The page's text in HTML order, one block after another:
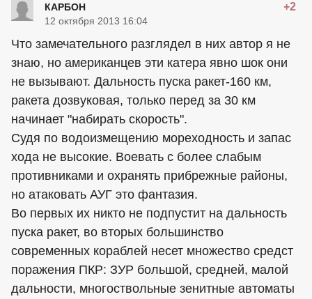
КАРБОН +2
12 октября 2013 16:04
Что замечательного разглядел в них автор я не
знаю, но американцев эти катера явно шок они
не вызывают. Дальность пуска ракет-160 км,
ракета дозвуковая, только перед за 30 км
начинает "набирать скорость".
Судя по водоизмещению мореходность и запас
хода не высокие. Воевать с более слабым
противниками и охранять прибрежные районы,
но атаковать АУГ это фантазия.
Во первых их никто не подпустит на дальность
пуска ракет, во вторых большинство
современных кораблей несет множество средст
поражения ПКР: ЗУР большой, средней, малой
дальности, многоствольные зенитные автоматы